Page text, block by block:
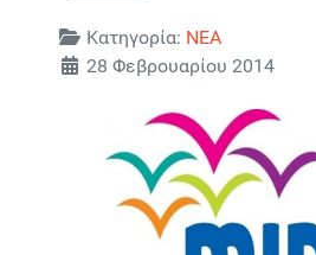
Λεπτομέρειες
Κατηγορία: ΝΕΑ
28 Φεβρουαρίου 2014